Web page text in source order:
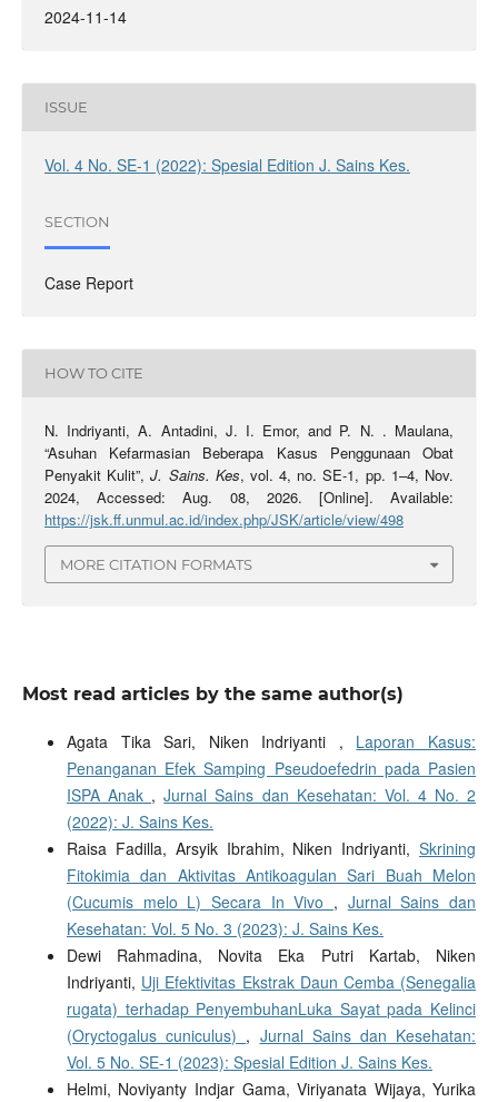
2024-11-14
ISSUE
Vol. 4 No. SE-1 (2022): Spesial Edition J. Sains Kes.
SECTION
Case Report
HOW TO CITE
N. Indriyanti, A. Antadini, J. I. Emor, and P. N. . Maulana,
“Asuhan Kefarmasian Beberapa Kasus Penggunaan Obat
Penyakit Kulit”,J. Sains. Kes, vol. 4, no. SE-1, pp. 1–4, Nov.
2024, Accessed: Aug. 08, 2026. [Online]. Available:
https://jsk.ff.unmul.ac.id/index.php/JSK/article/view/498
MORE CITATION FORMATS
Most read articles by the same author(s)
Agata Tika Sari, Niken Indriyanti , Laporan Kasus:
Penanganan Efek Samping Pseudoefedrin pada Pasien
ISPA Anak ,Jurnal Sains dan Kesehatan: Vol. 4 No. 2
(2022): J. Sains Kes.
Raisa Fadilla, Arsyik Ibrahim, Niken Indriyanti,Skrining
Fitokimia dan Aktivitas Antikoagulan Sari Buah Melon
(Cucumis melo L) Secara In Vivo , Jurnal Sains dan
Kesehatan: Vol. 5 No. 3 (2023): J. Sains Kes.
Dewi Rahmadina, Novita Eka Putri Kartab, Niken
Indriyanti, Uji Efektivitas Ekstrak Daun Cemba (Senegalia
rugata) terhadap PenyembuhanLuka Sayat pada Kelinci
(Oryctogalus cuniculus) , Jurnal Sains dan Kesehatan:
Vol. 5 No. SE-1 (2023): Spesial Edition J. Sains Kes.
Helmi, Noviyanty Indjar Gama, Viriyanata Wijaya, Yurika